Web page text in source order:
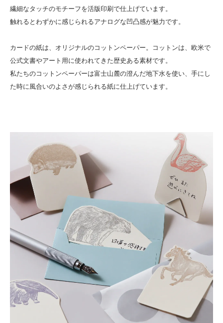
繊細なタッチのモチーフを活版印刷で仕上げています。
触れるとわずかに感じられるアナログな凹凸感が魅力です。
カードの紙は、オリジナルのコットンペーパー。コットンは、欧米で
公式文書やアート用に使われてきた歴史ある素材です。
私たちのコットンペーパーは富士山麓の澄んだ地下水を使い、手にし
た時に風合いのよさが感じられる紙に仕上げています。